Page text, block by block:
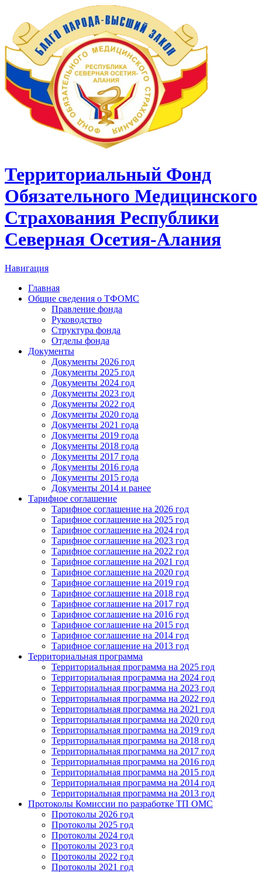
Территориальный Фонд
Обязательного Медицинского
Страхования Республики
Северная Осетия-Алания
Навигация
Главная
Общие сведения о ТФОМС
Правление фонда
Руководство
Структура фонда
Отделы фонда
Документы
Документы 2026 год
Документы 2025 год
Документы 2024 год
Документы 2023 год
Документы 2022 год
Документы 2020 года
Документы 2021 года
Документы 2019 года
Документы 2018 года
Документы 2017 года
Документы 2016 года
Документы 2015 года
Документы 2014 и ранее
Тарифное соглашение
Тарифное соглашение на 2026 год
Тарифное соглашение на 2025 год
Тарифное соглашение на 2024 год
Тарифное соглашение на 2023 год
Тарифное соглашение на 2022 год
Тарифное соглашение на 2021 год
Тарифное соглашение на 2020 год
Тарифное соглашение на 2019 год
Тарифное соглашение на 2018 год
Тарифное соглашение на 2017 год
Тарифное соглашение на 2016 год
Тарифное соглашение на 2015 год
Тарифное соглашение на 2014 год
Тарифное соглашение на 2013 год
Территориальная программа
Территориальная программа на 2025 год
Территориальная программа на 2024 год
Территориальная программа на 2023 год
Территориальная программа на 2022 год
Территориальная программа на 2021 год
Территориальная программа на 2020 год
Территориальная программа на 2019 год
Территориальная программа на 2018 год
Территориальная программа на 2017 год
Территориальная программа на 2016 год
Территориальная программа на 2015 год
Территориальная программа на 2014 год
Территориальная программа на 2013 год
Протоколы Комиссии по разработке ТП ОМС
Протоколы 2026 год
Протоколы 2025 год
Протоколы 2024 год
Протоколы 2023 год
Протоколы 2022 год
Протоколы 2021 год